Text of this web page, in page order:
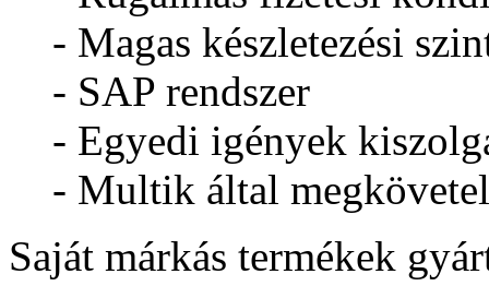
- Magas készletezési
- SAP rendszer
- Egyedi igények
- Multik által
Saját márkás termékek